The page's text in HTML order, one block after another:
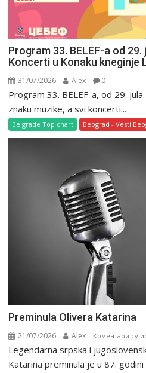
Program 33. BELEF-a od
Koncerti u Konaku kneginje
31/07/2026 Alex 0
Program 33. BELEF-a, od 29.
znaku muzike, a svi koncerti...
Belgrade Top chart Beograd - Vesti
Preminula Olivera Katarina
21/07/2026 Alex Коментари су
Legendarna srpska i
Katarina preminula je u 87.